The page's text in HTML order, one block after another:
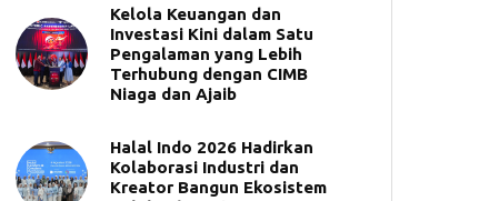
Kelola Keuangan dan
Investasi Kini dalam Satu
Pengalaman yang Lebih
Terhubung dengan CIMB
Niaga dan Ajaib
Halal Indo 2026 Hadirkan
Kolaborasi Industri dan
Kreator Bangun Ekosistem